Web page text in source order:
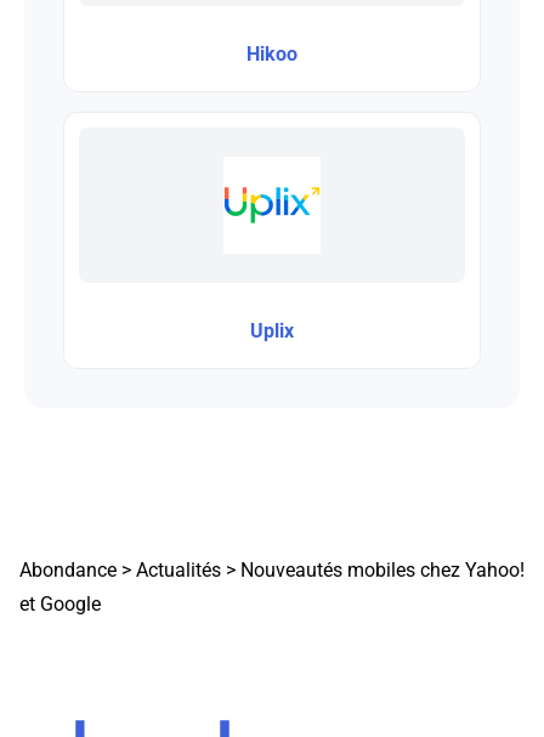
Hikoo
Uplix
Abondance > Actualités > Nouveautés mobiles chez Yahoo!
et Google